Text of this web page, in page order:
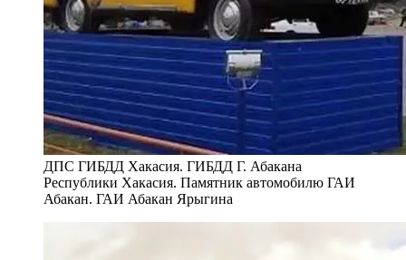
ДПС ГИБДД Хакасия. ГИБДД Г. Абакана
Республики Хакасия. Памятник автомобилю ГАИ
Абакан. ГАИ Абакан Ярыгина